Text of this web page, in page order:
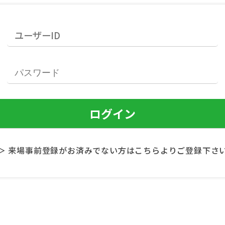
来場事前登録がお済みでない方はこちらよりご登録下さ